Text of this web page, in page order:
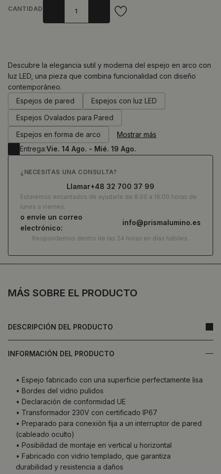
MÁS SOBRE EL PRODUCTO
DESCRIPCIÓN DEL PRODUCTO
INFORMACIÓN DEL PRODUCTO
• Espejo fabricado con una superficie perfectamente lisa
• Bordes del vidrio pulidos
• Declaración de conformidad UE
• Transformador 230V con certificado IP67
• Preparado para conexión fija a un interruptor de pared
(cableado oculto)
• Posibilidad de montaje en vertical u horizontal
• Fabricado con vidrio templado, que garantiza
durabilidad y resistencia a daños
CANTIDAD
0.00€
Descubre la elegancia sutil y moderna del espejo en arco con
luz LED, una pieza que combina funcionalidad con diseño
contemporáneo.
Espejos de pared
Espejos con luz LED
Espejos Ovalados para Pared
Espejos en forma de arco
Mostrar más
Entrega:Vie. 14 Ago. - Mié. 19 Ago.
¿NECESITAS UNA CONSULTA?
Llamar+48 32 700 37 99
Estaremos encantados de ayudarle de 8:00 a 16:00 horas de
lunes a viernes.
o envíe un correo
electrónico:
info@prismalumino.es
Respondemos dentro de las 24 horas en días hábiles.